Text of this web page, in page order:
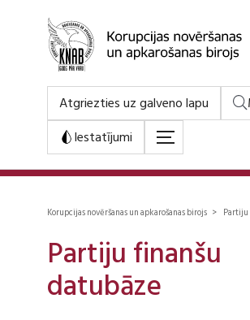
Atgriezties uz galveno lapu
Iestatījumi
Korupcijas novēršanas un apkarošanas birojs >
Partiju finanšu
datubāze